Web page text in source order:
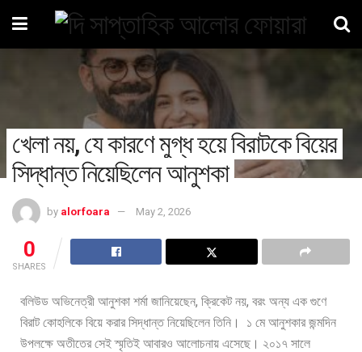
খেলা নয়, যে কারণে মুগ্ধ হয়ে বিরাটকে বিয়ের
সিদ্ধান্ত নিয়েছিলেন আনুশকা
by alorfoara May 2, 2026
0
SHARES
বলিউড অভিনেত্রী আনুশকা শর্মা জানিয়েছেন, ক্রিকেট নয়, বরং অন্য এক গুণে
বিরাট কোহলিকে বিয়ে করার সিদ্ধান্ত নিয়েছিলেন তিনি। ১ মে আনুশকার জন্মদিন
উপলক্ষে অতীতের সেই স্মৃতিই আবারও আলোচনায় এসেছে। ২০১৭ সালে